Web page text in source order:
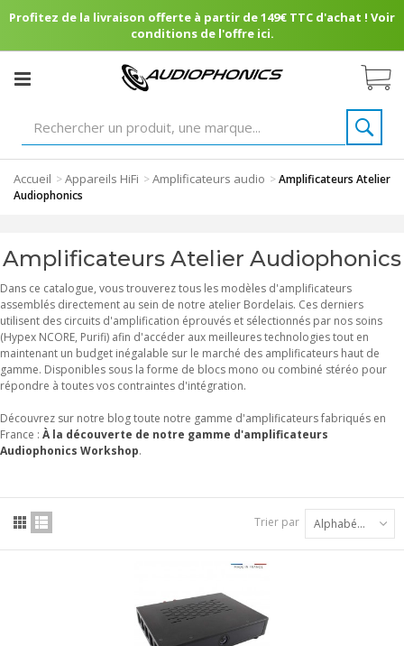
Profitez de la livraison offerte à partir de 149€ TTC d'achat ! Voir
conditions de l'offre ici.
Accueil >Appareils HiFi >Amplificateurs audio >Amplificateurs Atelier
Audiophonics
Amplificateurs Atelier Audiophonics
Dans ce catalogue, vous trouverez tous les modèles d'amplificateurs
assemblés directement au sein de notre atelier Bordelais. Ces derniers
utilisent des circuits d'amplification éprouvés et sélectionnés par nos soins
(Hypex NCORE, Purifi) afin d'accéder aux meilleures technologies tout en
maintenant un budget inégalable sur le marché des amplificateurs haut de
gamme. Disponibles sous la forme de blocs mono ou combiné stéréo pour
répondre à toutes vos contraintes d'intégration.
Découvrez sur notre blog toute notre gamme d'amplificateurs fabriqués en
France : À la découverte de notre gamme d'amplificateurs
Audiophonics Workshop.
Trier par Alphabétique : A à Z